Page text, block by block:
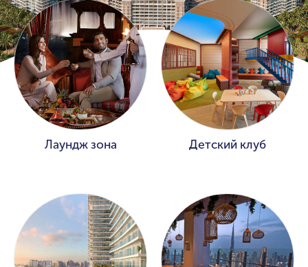
Лаундж зона Детский клуб